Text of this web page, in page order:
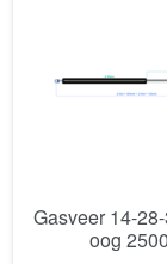
Gasveer 14-
oog